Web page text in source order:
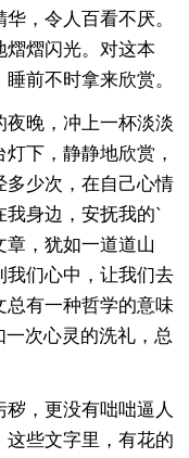
，令人百看不厌。
熠熠闪光。对这本
前不时拿来欣赏。
晚，冲上一杯淡淡
下，静静地欣赏，
多少次，在自己心情
我身边，安抚我的`
，犹如一道道山
我们心中，让我们去
总有一种哲学的意味
次心灵的洗礼，总
，更没有咄咄逼人
这些文字里，有花的